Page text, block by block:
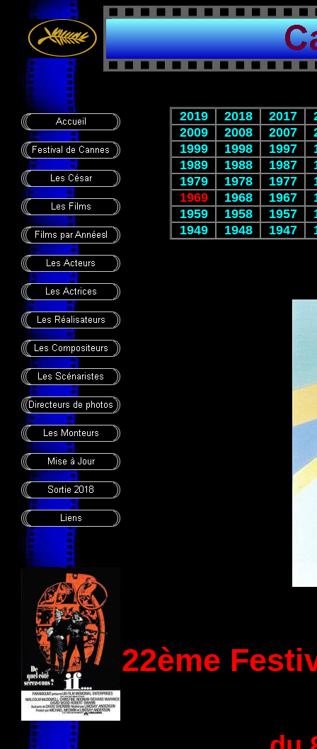
2019 2018 2017
2009
2008 2007
1999
1998 1997
1989
1988 1987
1979
1978 1977
1969
1968 1967
1959
1958 1957
1949
1948 1947
22ème